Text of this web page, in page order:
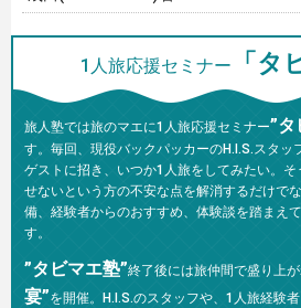
1人旅応援セミナー 「タ
旅人塾では旅のマエに1人旅応援セミナー”タ
す。毎回、現役バックパッカーのH.I.S.スタッ
ゲストに招き、いつか1人旅をしてみたい。
せないという方の不安な点を解消するだけで
備、経験者からのおすすめ、体験談を踏まえ
す。
”タビマエ塾”終了後には旅仲間で盛り上
宴”を開催。H.I.S.のスタッフや、1人旅経験